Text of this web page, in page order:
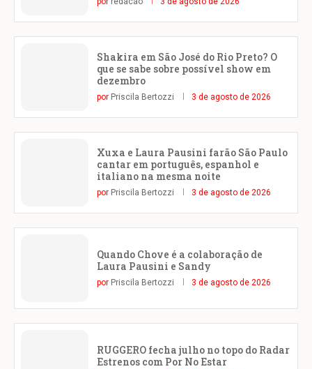
Shakira em São José do Rio Preto? O
que se sabe sobre possível show em
dezembro
por Priscila Bertozzi 3 de agosto de 2026
Xuxa e Laura Pausini farão São Paulo
cantar em português, espanhol e
italiano na mesma noite
por Priscila Bertozzi 3 de agosto de 2026
Quando Chove é a colaboração de
Laura Pausini e Sandy
por Priscila Bertozzi 3 de agosto de 2026
RUGGERO fecha julho no topo do Radar
Estrenos com Por No Estar